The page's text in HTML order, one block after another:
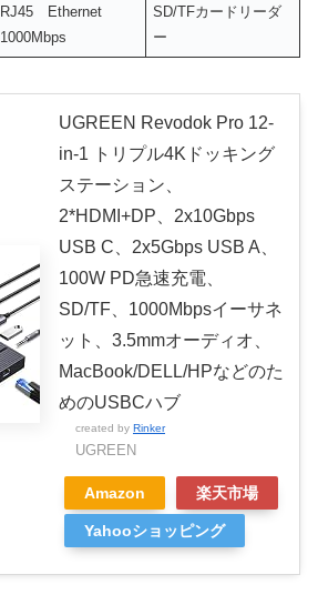
RJ45 Ethernet
1000Mbps
SD/TFカードリーダ
ー
UGREEN Revodok Pro 12-
in-1 トリプル4Kドッキング
ステーション、
2*HDMI+DP、2x10Gbps
USB C、2x5Gbps USB A、
100W PD急速充電、
SD/TF、1000Mbpsイーサネ
ット、3.5mmオーディオ、
MacBook/DELL/HPなどのた
めのUSBCハブ
created by Rinker
UGREEN
Amazon 楽天市場
Yahooショッピング